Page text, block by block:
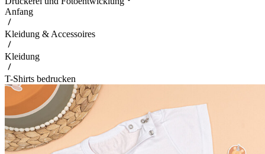
Anfang
Kleidung & Accessoires
Kleidung
T-Shirts bedrucken